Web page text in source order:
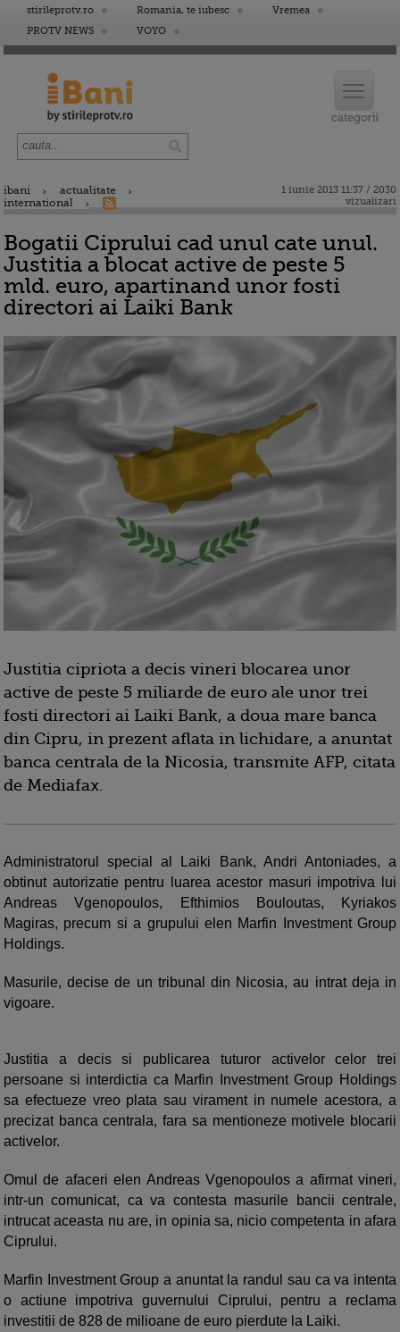
stirileprotv.ro Romania, te iubesc
Vremea
PROTV NEWS
VOYO
ibani
actualitate
international
1 iunie 2013 11:37 / 2030
vizualizari
Bogatii Ciprului cad unul cate unul.
Justitia a blocat active de peste 5
mld. euro, apartinand unor fosti
directori ai Laiki Bank
Justitia cipriota a decis vineri blocarea unor
active de peste 5 miliarde de euro ale unor trei
fosti directori ai Laiki Bank, a doua mare banca
din Cipru, in prezent aflata in lichidare, a anuntat
banca centrala de la Nicosia, transmite AFP, citata
de Mediafax.
Administratorul special al Laiki Bank, Andri Antoniades, a
obtinut autorizatie pentru luarea acestor masuri impotriva lui
Andreas Vgenopoulos, Efthimios Bouloutas, Kyriakos
Magiras, precum si a grupului elen Marfin Investment Group
Holdings.
Masurile, decise de un tribunal din Nicosia, au intrat deja in
vigoare.
Justitia a decis si publicarea tuturor activelor celor trei
persoane si interdictia ca Marfin Investment Group Holdings
sa efectueze vreo plata sau virament in numele acestora, a
precizat banca centrala, fara sa mentioneze motivele blocarii
activelor.
Omul de afaceri elen Andreas Vgenopoulos a afirmat vineri,
intr-un comunicat, ca va contesta masurile bancii centrale,
intrucat aceasta nu are, in opinia sa, nicio competenta in afara
Ciprului.
Marfin Investment Group a anuntat la randul sau ca va intenta
o actiune impotriva guvernului Ciprului, pentru a reclama
investitii de 828 de milioane de euro pierdute la Laiki.